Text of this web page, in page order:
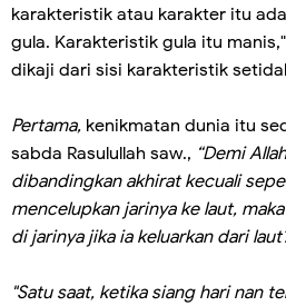
karakteristik atau karakter itu
gula. Karakteristik gula itu
dikaji dari sisi karakteristik
Pertama, kenikmatan dunia itu
sabda Rasulullah saw., “Demi
dibandingkan akhirat kecuali
mencelupkan jarinya ke laut,
di jarinya jika ia keluarkan dari
"Satu saat, ketika siang hari nan